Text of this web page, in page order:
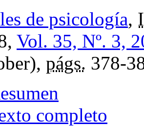
de psicología,
Vol. 35, Nº. 3,
págs. 378-
completo